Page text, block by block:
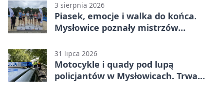
3 sierpnia 2026
Piasek, emocje i walka do końca.
Mysłowice poznały mistrzów
31 lipca 2026
Motocykle i quady pod lupą
policjantów w Mysłowicach. Trwa